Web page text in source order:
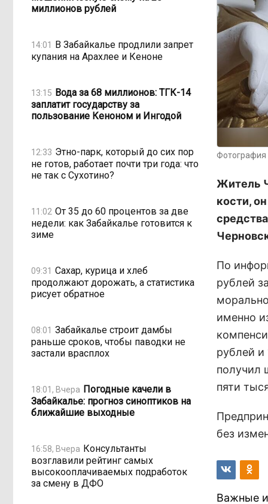
миллионов рублей
14:01 В Забайкалье продлили запрет
купания на Арахлее и Кеноне
13:15 Вода за 68 миллионов: ТГК-14
заплатит государству за
пользование Кеноном и Ингодой
12:33 Этно-парк, который до сих пор
не готов, работает почти три года: что
не так с Сухотино?
11:02 От 35 до 60 процентов за две
недели: как Забайкалье готовится к
зиме
09:31 Сахар, курица и хлеб
продолжают дорожать, а статистика
рисует обратное
08:01 Забайкалье строит дамбы
раньше сроков, чтобы паводки не
застали врасплох
18:01, Вчера Погодные качели в
Забайкалье: прогноз синоптиков на
ближайшие выходные
16:58, Вчера Консультанты
возглавили рейтинг самых
высокооплачиваемых подработок
за смену в ДФО
Фотография
Житель
кости,
По
рублей
именно
рублей и
получил
пяти
без
Важные